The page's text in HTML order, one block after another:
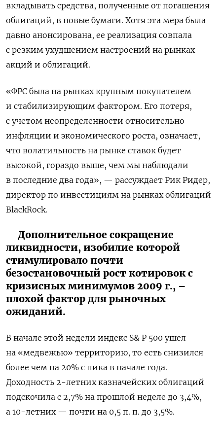
вкладывать средства, полученные от погашения
облигаций, в новые бумаги. Хотя эта мера была
давно анонсирована, ее реализация совпала
с резким ухудшением настроений на рынках
акций и облигаций.
«ФРС была на рынках крупным покупателем
и стабилизирующим фактором. Его потеря,
с учетом неопределенности относительно
инфляции и экономического роста, означает,
что волатильность на рынке ставок будет
высокой, гораздо выше, чем мы наблюдали
в последние два года», — рассуждает Рик Ридер,
директор по инвестициям на рынках облигаций
BlackRock.
Дополнительное сокращение
ликвидности, изобилие которой
стимулировало почти
безостановочный рост котировок с
кризисных минимумов 2009 г., –
плохой фактор для рыночных
ожиданий.
В начале этой недели индекс S& P 500 ушел
на «медвежью» территорию, то есть снизился
более чем на 20% с пика в начале года.
Доходность 2-летних казначейских облигаций
подскочила с 2,7% на прошлой неделе до 3,4%,
а 10-летних — почти на 0,5 п. п. до 3,5%.